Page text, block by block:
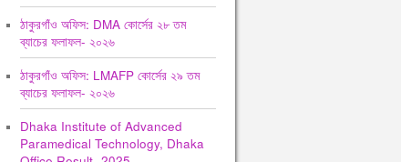
ঠাকুরগাঁও অফিস: DMA কোর্সের ২৮ তম
ব্যাচের ফলাফল- ২০২৬
ঠাকুরগাঁও অফিস: LMAFP কোর্সের ২৯ তম
ব্যাচের ফলাফল- ২০২৬
Dhaka Institute of Advanced
Paramedical Technology, Dhaka